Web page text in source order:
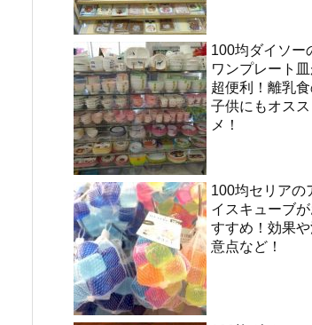
100均ダイソー
ワンプレート
超便利！離乳
子供にもオスス
メ！
100均セリアの
イスキューブ
すすめ！効果や
意点など！